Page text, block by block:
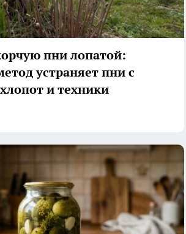
пни лопатой:
устраняет пни с
и техники